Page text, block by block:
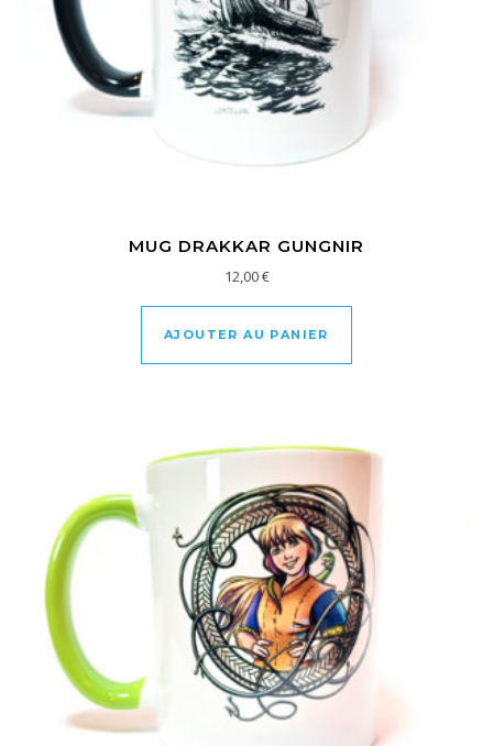
MUG DRAKKAR GUNGNIR
12,00€
AJOUTER AU PANIER